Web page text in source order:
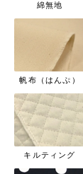
綿無地
帆布（はんぷ）
キルティング